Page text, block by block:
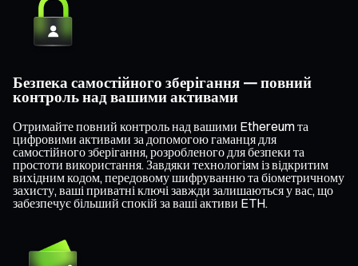
Безпека самостійного зберігання — повний
контроль над вашими активами
Отримайте повний контроль над вашими Ethereum та
цифровими активами за допомогою гаманця для
самостійного зберігання, розробленого для безпеки та
простоти використання. Завдяки технологіям із відкритим
вихідним кодом, передовому шифруванню та біометричному
захисту, ваші приватні ключі завжди залишаються у вас, що
забезпечує більший спокій за ваші активи ETH.